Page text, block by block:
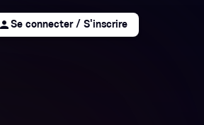
person Se connecter / S'inscrire